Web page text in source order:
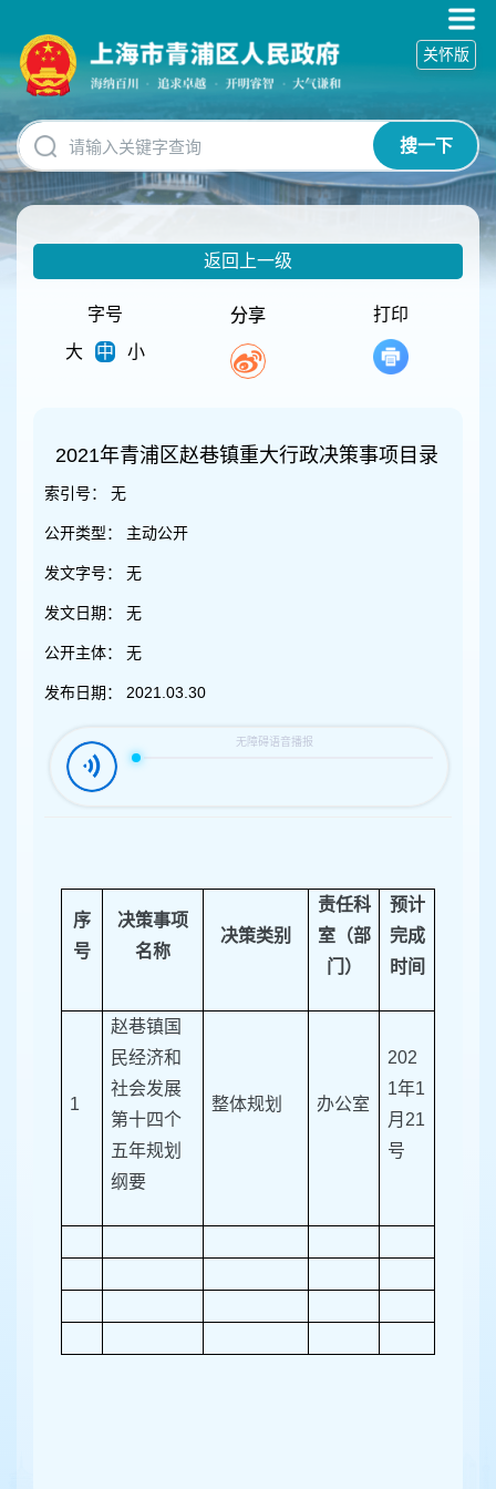
碍
操
明
跳
转
到
网
搜一下
关怀版
返回上一级
字号
大
中 小
分享 打印
2021年青浦区赵巷镇重大行政决策事项目录
索引号： 无
公开类型： 主动公开
发文字号： 无
发文日期： 无
公开主体： 无
发布日期： 2021.03.30
序
号
决策事项
名称
决策类别
责任科
室（部
门）
预计
完成
时间
1
赵巷镇国
民经济和
社会发展
第十四个
五年规划
纲要
整体规划 办公室
202
1年1
月21
号